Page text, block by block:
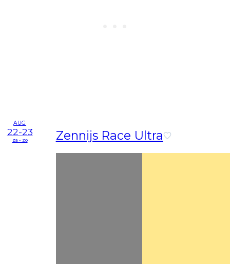
AUG
22-23
za - zo Zennijs Race Ultra